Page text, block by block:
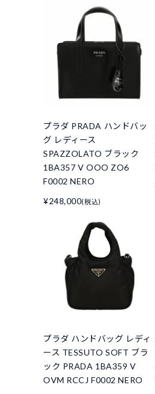
プラダ PRADA ハンドバッ
グ レディース
SPAZZOLATO ブラック
1BA357 V OOO ZO6
F0002 NERO
¥248,000(税込)
プラダ ハンドバッグ レディ
ース TESSUTO SOFT ブラ
ック PRADA 1BA359 V
OVM RCCJ F0002 NERO